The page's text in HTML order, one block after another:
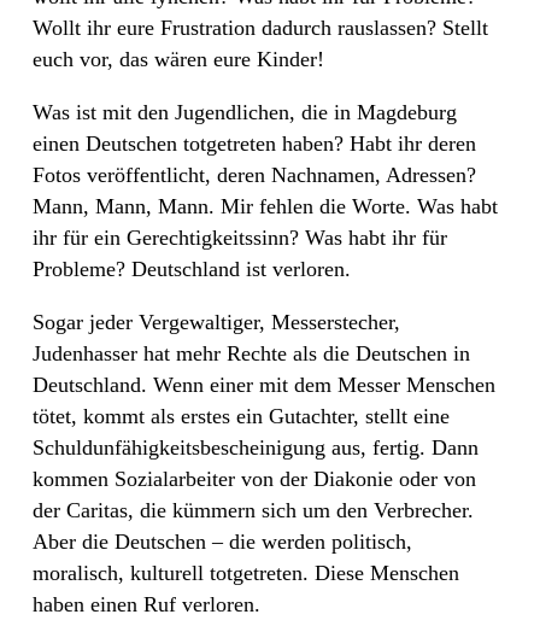
Wollt ihr eure Frustration dadurch rauslassen? Stellt
euch vor, das wären eure Kinder!
Was ist mit den Jugendlichen, die in Magdeburg
einen Deutschen totgetreten haben? Habt ihr deren
Fotos veröffentlicht, deren Nachnamen, Adressen?
Mann, Mann, Mann. Mir fehlen die Worte. Was habt
ihr für ein Gerechtigkeitssinn? Was habt ihr für
Probleme? Deutschland ist verloren.
Sogar jeder Vergewaltiger, Messerstecher,
Judenhasser hat mehr Rechte als die Deutschen in
Deutschland. Wenn einer mit dem Messer Menschen
tötet, kommt als erstes ein Gutachter, stellt eine
Schuldunfähigkeitsbescheinigung aus, fertig. Dann
kommen Sozialarbeiter von der Diakonie oder von
der Caritas, die kümmern sich um den Verbrecher.
Aber die Deutschen – die werden politisch,
moralisch, kulturell totgetreten. Diese Menschen
haben einen Ruf verloren.